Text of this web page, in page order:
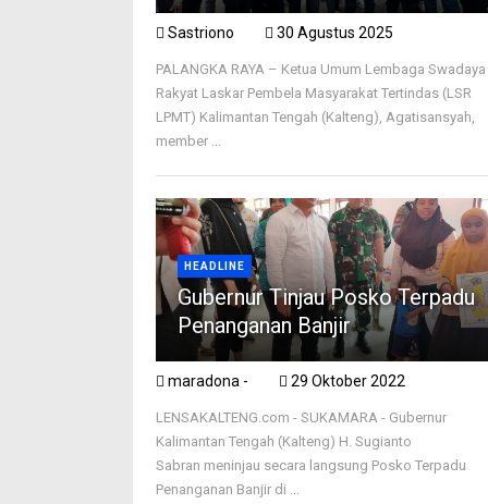
Sastriono 30 Agustus 2025
PALANGKA RAYA – Ketua Umum Lembaga Swadaya
Rakyat Laskar Pembela Masyarakat Tertindas (LSR
LPMT) Kalimantan Tengah (Kalteng), Agatisansyah,
member ...
HEADLINE
Gubernur Tinjau Posko Terpadu
Penanganan Banjir
maradona - 29 Oktober 2022
LENSAKALTENG.com - SUKAMARA - Gubernur
Kalimantan Tengah (Kalteng) H. Sugianto
Sabran meninjau secara langsung Posko Terpadu
Penanganan Banjir di ...